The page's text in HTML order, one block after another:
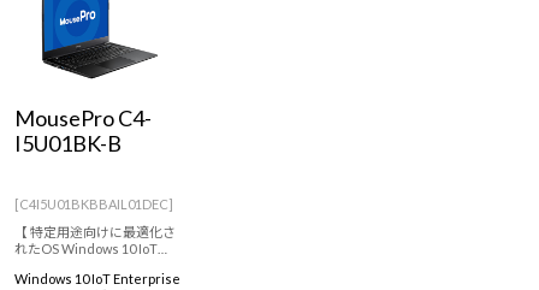
MousePro C4-
I5U01BK-B
[C4I5U01BKBBAIL01DEC]
【 特定用途向けに最適化さ
れたOS Windows 10 IoT
とは異なります。 ※詳しく
Windows 10 IoT Enterprise